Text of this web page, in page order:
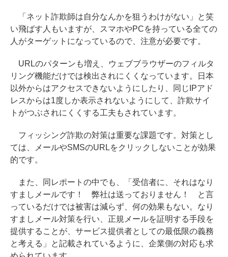
「ネット詐欺師は自分なんかを狙うわけがない」と笑
い飛ばす人もいますが、スマホやPCを持っている全ての
人がターゲットになっているので、注意が必要です。
URLのパターンも増え、ウェブブラウザーのフィルタ
リング機能だけでは検出されにくくなっています。日本
以外からはアクセスできないようにしたり、同じIPアド
レスからは1度しか表示されないようにして、詐欺サイ
トがつぶされにくくする工夫もされています。
フィッシング詐欺の対策は重要な課題です。対策とし
ては、メールやSMSのURLをクリックしないことが効果
的です。
また、同レポートの中でも、「受信者に、それはなり
すましメールです！ 弊社は送っておりません！ と言
っているだけでは被害は減らず、何の効果もない。なり
すましメール対策を行い、正規メールを証明する手段を
提供することが、サービス提供者としての最低限の義務
と考える」と記載されているように、企業側の対応も求